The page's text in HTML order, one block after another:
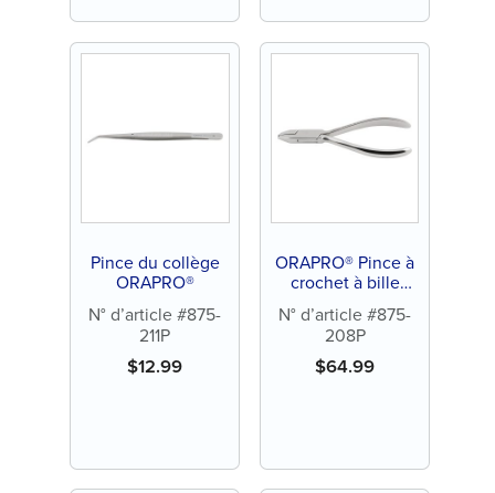
Pince du collège
ORAPRO®
N° d’article #875-
211P
$12.99
ORAPRO® Pince à
crochet à bille
N° d’article #875-
208P
$64.99